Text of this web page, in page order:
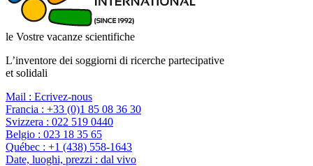
le Vostre vacanze scientifiche
L’inventore dei soggiorni di ricerche partecipative
et solidali
Mail : Ecrivez-nous
Francia : +33 (0)1 85 08 36 30
Svizzera : 022 519 0440
Belgio : 023 18 35 65
Québec : +1 (438) 558-1643
Date, luoghi, prezzi : dal vivo